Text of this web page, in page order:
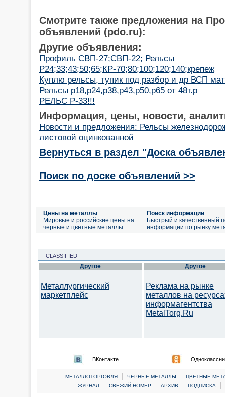
Смотрите также предложения на
объявлений (pdo.ru):
Другие объявления:
Профиль СВП-27;СВП-22; Рельсы
Р24;33;43;50;65;КР-70;80;100;120;140;крепеж
Куплю рельсы, тупик под разбор и др ВСП
Рельсы р18,р24,р38,р43,р50,р65 от 48т.р
РЕЛЬС Р-33!!!
Информация, цены, новости,
Новости и предложения: Рельсы
листовой оцинкованной
Вернуться в раздел "Доска
Поиск по доске объявлений >>
Цены на металлы
Мировые и российские цены на
черные и цветные металлы
Поиск информации
Быстрый и качественный
информации по рынку
CLASSIFIED
Другое
Металлургический
маркетплейс
Другое
Реклама на рынке
металлов на
информагентства
MetalTorg.Ru
ВКонтакте
МЕТАЛЛОТОРГОВЛЯ | ЧЕРНЫЕ МЕТАЛЛЫ |
ЦВЕТНЫЕ
ЖУРНАЛ
| СВЕЖИЙ НОМЕР | АРХИВ | ПОДПИСКА |